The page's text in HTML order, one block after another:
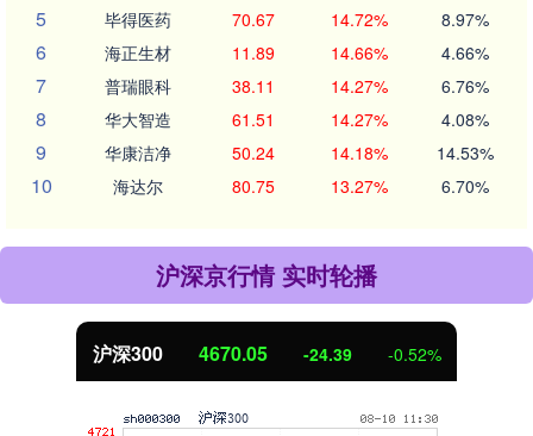
5 毕得医药 70.67 14.72% 8.97%
6 海正生材 11.89 14.66% 4.66%
7 普瑞眼科 38.11 14.27% 6.76%
8 华大智造 61.51 14.27% 4.08%
9 华康洁净 50.24 14.18% 14.53%
10 海达尔 80.75 13.27% 6.70%
沪深京行情 实时轮播
沪深300 4670.05 -24.39 -0.52%